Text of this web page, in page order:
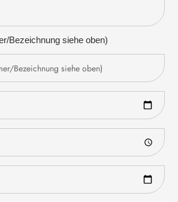
Bezeichnung siehe oben)